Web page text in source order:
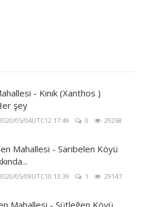
- Kınık (Xanthos )
şey
05/04UTC12:17:49 0 29268
Mahallesi - Sarıbelen Köyü
05/09UTC10:13:39 1 29147
Mahallesi - Sütleğen Köyü